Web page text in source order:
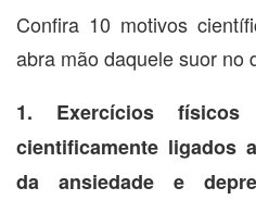
Confira 10 motivos
abra mão daquele suor no
1. Exercícios
cientificamente ligados
da ansiedade e